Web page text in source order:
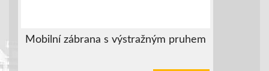
Mobilní zábrana s výstražným pruhem